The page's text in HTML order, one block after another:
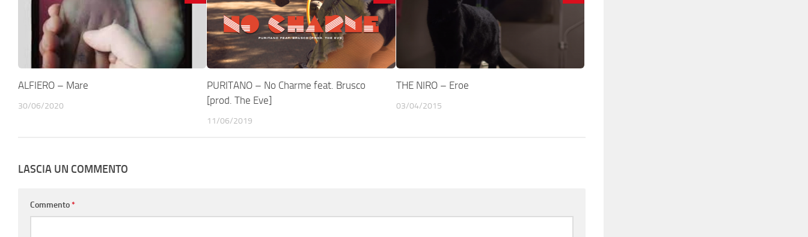
ALFIERO – Mare
30/06/2020
PURITANO – No Charme feat. Brusco
[prod. The Eve]
11/06/2019
THE NIRO – Eroe
03/04/2015
LASCIA UN COMMENTO
Commento*